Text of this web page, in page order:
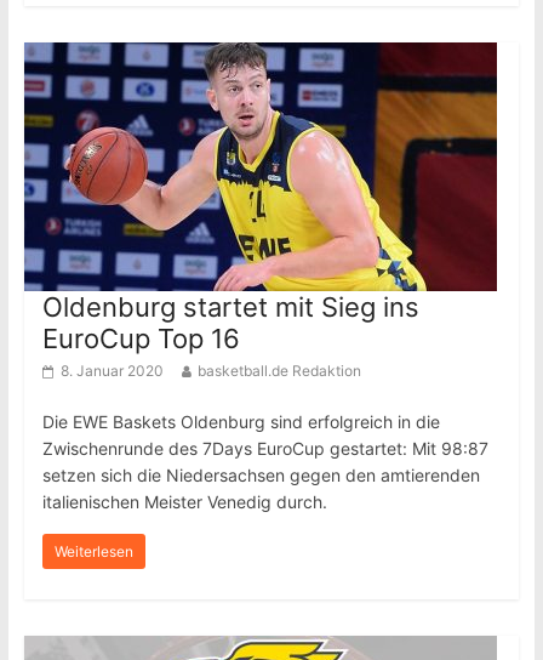
Oldenburg startet mit Sieg ins
EuroCup Top 16
8. Januar 2020 basketball.de Redaktion
Die EWE Baskets Oldenburg sind erfolgreich in die
Zwischenrunde des 7Days EuroCup gestartet: Mit 98:87
setzen sich die Niedersachsen gegen den amtierenden
italienischen Meister Venedig durch.
Weiterlesen